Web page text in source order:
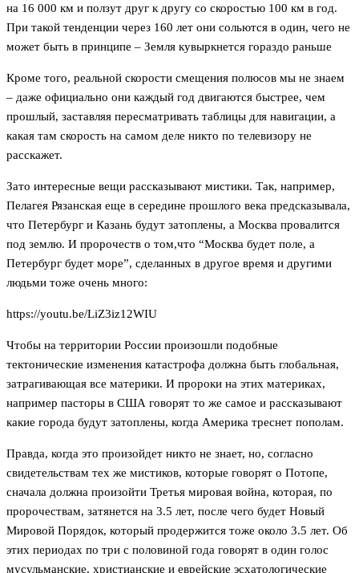
на 16 000 км и ползут друг к другу со скоростью 100 км в год.
При такой тенденции через 160 лет они сольются в один, чего не
может быть в принципе – Земля кувыркнется гораздо раньше
Кроме того, реальной скорости смещения полюсов мы не знаем
– даже официально они каждый год двигаются быстрее, чем
прошлый, заставляя пересматривать таблицы для навигации, а
какая там скорость на самом деле никто по телевизору не
расскажет.
Зато интересные вещи рассказывают мистики. Так, например,
Пелагея Рязанская еще в середине прошлого века предсказывала,
что Петербург и Казань будут затоплены, а Москва провалится
под землю. И пророчеств о том,что “Москва будет поле, а
Петербург будет море”, сделанных в другое время и другими
людьми тоже очень много:
https://youtu.be/LiZ3iz12WIU
Чтобы на территории России произошли подобные
тектонические изменения катастрофа должна быть глобальная,
затрагивающая все материки. И пророки на этих материках,
например пасторы в США говорят то же самое и рассказывают
какие города будут затоплены, когда Америка треснет пополам.
Правда, когда это произойдет никто не знает, но, согласно
свидетельствам тех же мистиков, которые говорят о Потопе,
сначала должна произойти Третья мировая война, которая, по
пророчествам, затянется на 3.5 лет, после чего будет Новый
Мировой Порядок, который продержится тоже около 3.5 лет. Об
этих периодах по три с половиной года говорят в один голос
мусульманские, христианские и еврейские эсхатологические